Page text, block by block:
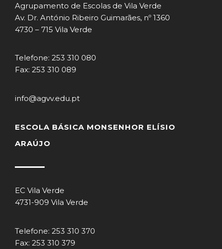
Agrupamento de Escolas de Vila Verde
Av. Dr. António Ribeiro Guimarães, nº 1360
4730 – 715 Vila Verde
Telefone: 253 310 080
Fax: 253 310 089
info@agvv.edu.pt
ESCOLA BÁSICA MONSENHOR ELÍSIO
ARAÚJO
EC Vila Verde
4731-909 Vila Verde
Telefone: 253 310 370
Fax: 253 310 379